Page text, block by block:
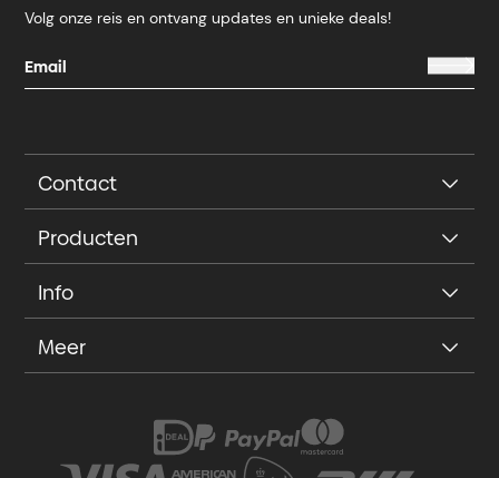
Volg onze reis en ontvang updates en unieke deals!
Contact
Producten
Info
Meer